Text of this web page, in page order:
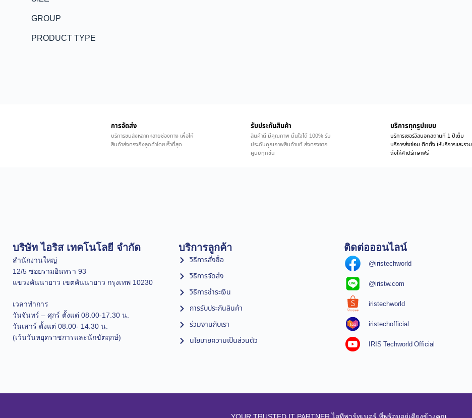
GROUP
PRODUCT TYPE
การจัดส่ง
บริการขนส่งหลากหลายช่องทาง เพื่อให้
สินค้าส่งตรงถึงลูกค้าโดยเร็วที่สุด
รับประกันสินค้า
สินค้าดี มีคุณภาพ มั่นใจได้ 100% รับ
ประกันคุณภาพสินค้าแท้ ส่งตรงจาก
ศูนย์ทุกชิ้น
บริการทุกรูปแบบ
บริการเซอร์วิสนอกสถานที่ 1 ปีเต็ม
บริการส่งซ่อม ติดตั้ง ให้บริการและรวม
ถึงให้คำปรึกษาฟรี
บริษัท ไอริส เทคโนโลยี จำกัด
สำนักงานใหญ่
12/5 ซอยรามอินทรา 93
แขวงคันนายาว เขตคันนายาว กรุงเทพ 10230
เวลาทำการ
วันจันทร์ – ศุกร์ ตั้งแต่ 08.00-17.30 น.
วันเสาร์ ตั้งแต่ 08.00- 14.30 น.
(เว้นวันหยุดราชการและนักขัตฤกษ์)
บริการลูกค้า
วิธีการสั่งซื้อ
วิธีการจัดส่ง
วิธีการชำระเงิน
การรับประกันสินค้า
ร่วมงานกับเรา
นโยบายความเป็นส่วนตัว
ติดต่อออนไลน์
@iristechworld
@iristw.com
iristechworld
iristechofficial
IRIS Techworld Official